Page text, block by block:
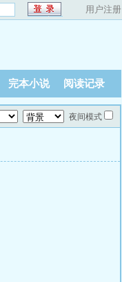
用户注册
完本小说 阅读记录
夜间模式